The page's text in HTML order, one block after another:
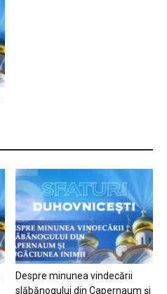
Despre minunea vindecării
slăbănogului din Capernaum și